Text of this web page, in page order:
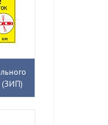
(ЗИП)